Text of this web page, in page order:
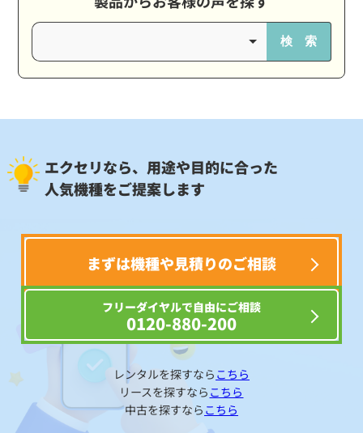
検 索
エクセリなら、用途や目的に合った
人気機種をご提案します
まずは機種や見積りのご相談
フリーダイヤルで自由にご相談
0120-880-200
レンタルを探すなら こちら
リースを探すなら こちら
中古を探すなら こちら